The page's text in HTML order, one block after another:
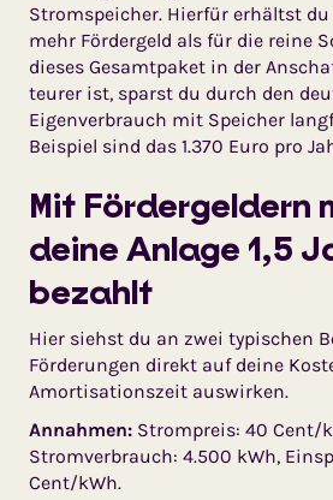
Stromspeicher. Hierfür erhältst
mehr Fördergeld als für die reine
dieses Gesamtpaket in der
teurer ist, sparst du durch den
Eigenverbrauch mit Speicher
Beispiel sind das 1.370 Euro pro
Mit Fördergeldern
deine Anlage 1,5
bezahlt
Hier siehst du an zwei typischen
Förderungen direkt auf deine
Amortisationszeit auswirken.
Annahmen: Strompreis: 40 Cent/
Stromverbrauch: 4.500 kWh,
Cent/kWh.